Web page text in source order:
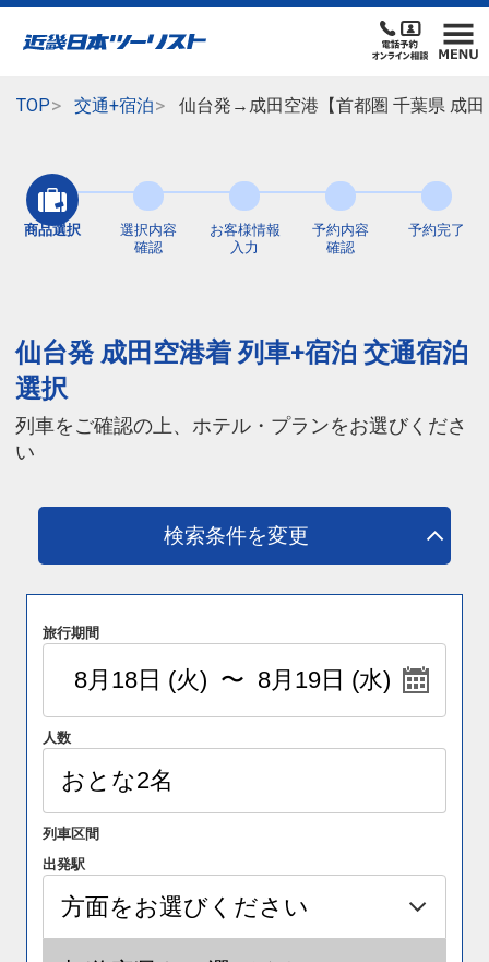
TOP 交通+宿泊 仙台発→成田空港【首都圏 千葉県 成
商品選択
選択内容
確認
お客様情報
入力
予約内容
確認
予約完了
仙台発 成田空港着 列車+宿泊 交通宿泊
選択
列車をご確認の上、ホテル・プランをお選びくださ
い
検索条件を変更
旅行期間
人数
列車区間
出発駅